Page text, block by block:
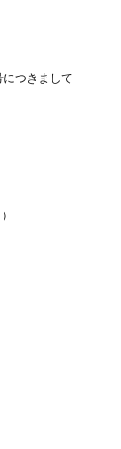
につきまして